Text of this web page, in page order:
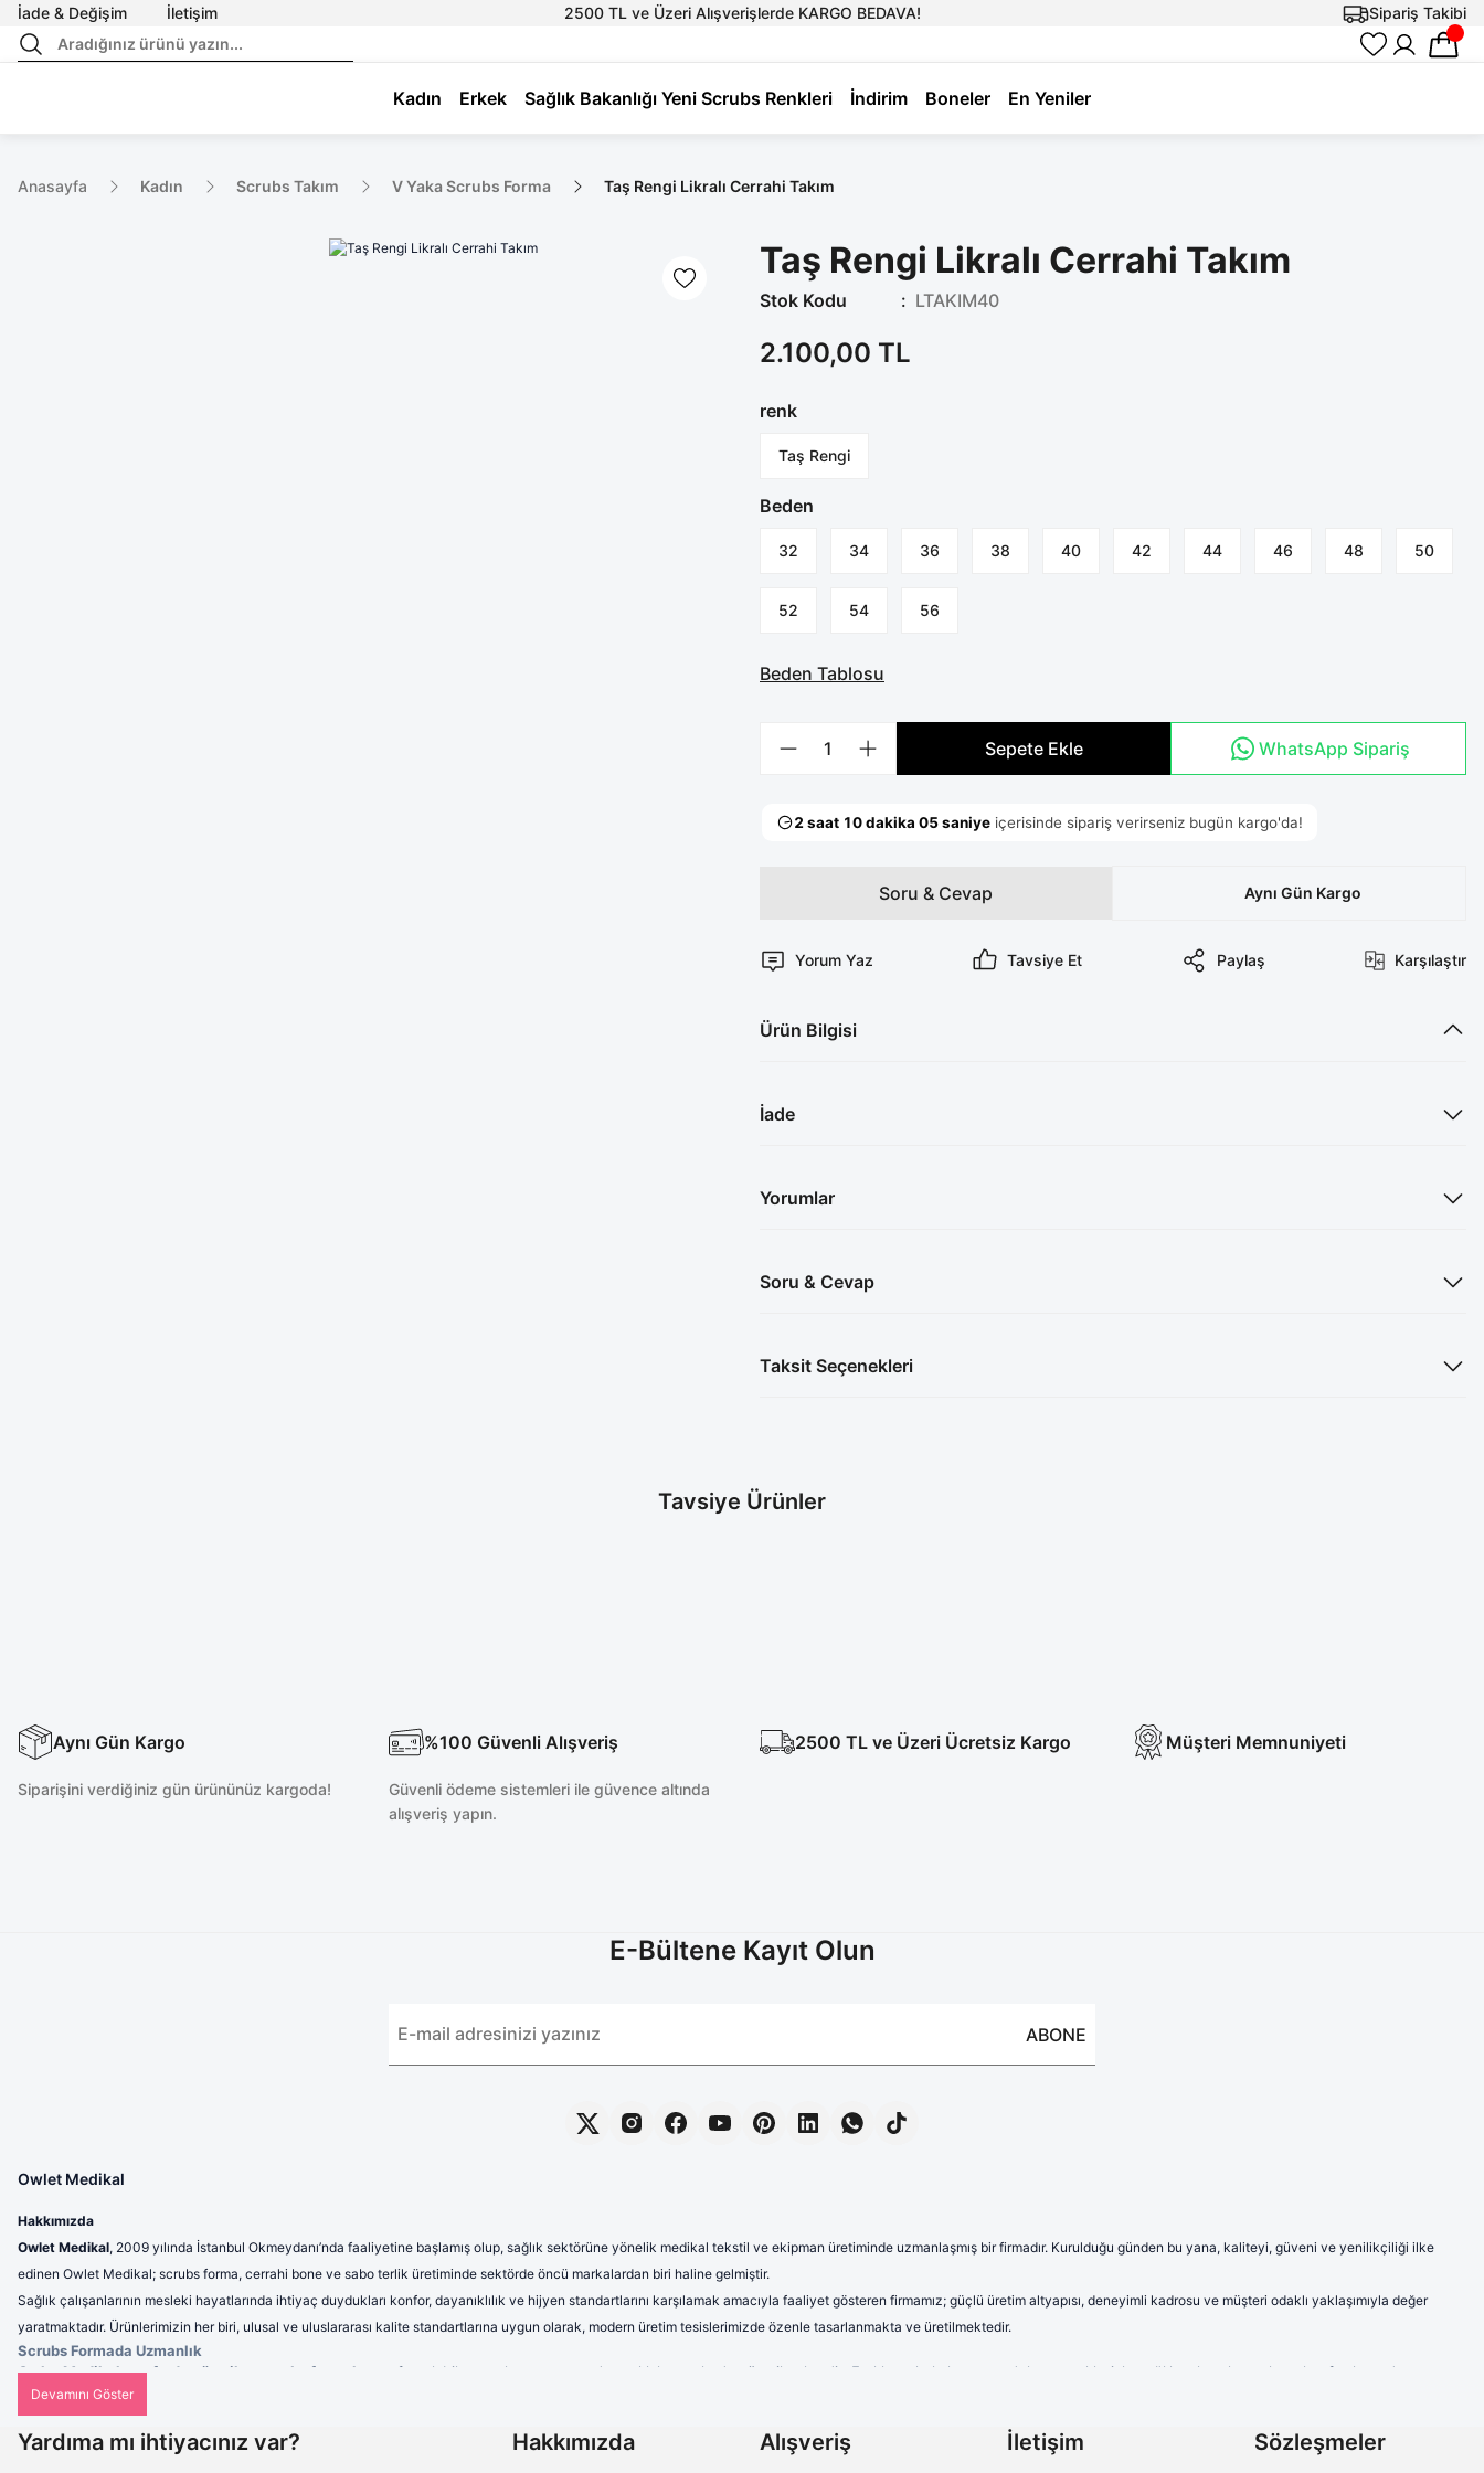
İade & Değişim İletişim 2500 TL ve Üzeri Alışverişlerde KARGO BEDAVA! Sipariş Takibi
Kadın Erkek Sağlık Bakanlığı Yeni Scrubs Renkleri İndirim Boneler En Yeniler
Anasayfa Kadın Scrubs Takım V Yaka Scrubs Forma Taş Rengi Likralı Cerrahi Takım
Taş Rengi Likralı Cerrahi Takım
Stok Kodu LTAKIM40
2.100,00 TL
renk
Taş Rengi
Beden
32 34 36 38 40 42 44 46 48 50
52 54 56
Beden Tablosu
Sepete Ekle WhatsApp Sipariş
Soru & Cevap Aynı Gün Kargo
Yorum Yaz Tavsiye Et Paylaş Karşılaştır
Ürün Bilgisi
İade
Yorumlar
Soru & Cevap
Taksit Seçenekleri
Tavsiye Ürünler
Aynı Gün Kargo
Siparişini verdiğiniz gün ürününüz kargoda!
%100 Güvenli Alışveriş
Güvenli ödeme sistemleri ile güvence altında
alışveriş yapın.
2500 TL ve Üzeri Ücretsiz Kargo Müşteri Memnuniyeti
E-Bültene Kayıt Olun
ABONE
Owlet Medikal
Hakkımızda
Owlet Medikal, 2009 yılında İstanbul Okmeydanı’nda faaliyetine başlamış olup, sağlık sektörüne yönelik medikal tekstil ve ekipman üretiminde uzmanlaşmış bir firmadır. Kurulduğu günden bu yana, kaliteyi, güveni ve yenilikçiliği ilke
edinen Owlet Medikal; scrubs forma, cerrahi bone ve sabo terlik üretiminde sektörde öncü markalardan biri haline gelmiştir.
Sağlık çalışanlarının mesleki hayatlarında ihtiyaç duydukları konfor, dayanıklılık ve hijyen standartlarını karşılamak amacıyla faaliyet gösteren firmamız; güçlü üretim altyapısı, deneyimli kadrosu ve müşteri odaklı yaklaşımıyla değer
yaratmaktadır. Ürünlerimizin her biri, ulusal ve uluslararası kalite standartlarına uygun olarak, modern üretim tesislerimizde özenle tasarlanmakta ve üretilmektedir.
Scrubs Formada Uzmanlık
Owlet Medikal tarafından üretilen scrubs formalar
; nefes alabilen, terletmeyen ve dayanıklı kumaşlardan üretilmektedir. Farklı renk, kalıp ve model seçenekleriyle sağlık çalışanlarına hem konfor hem de
profesyonel bir görünüm sunulmaktadır. Ergonomik tasarımı sayesinde uzun saatler boyunca rahat kullanım sağlayan formalarımız, aynı zamanda modern ve şık çizgileriyle sektörde fark yaratmaktadır.
Cerrahi Bonelerde Hijyen ve Rahatlık
Hijyenin en kritik unsurlardan biri olduğu sağlık sektöründe, cerrahi bonelerimiz yüksek kalite standartları gözetilerek üretilmektedir. Nefes alabilen ve ter emici kumaşlardan imal edilen ürünlerimiz, uzun süreli
kullanımlarda dahi maksimum konfor sunar. Tek renk seçeneklerinin yanı sıra, farklı desen ve tasarımlarla çeşitlendirilen cerrahi boneler, sağlık çalışanlarının kişisel tercihlerine de hitap etmektedir.
Yardıma mı ihtiyacınız var? Hakkımızda Alışveriş İletişim Sözleşmeler